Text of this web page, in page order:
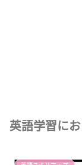
英語学習に